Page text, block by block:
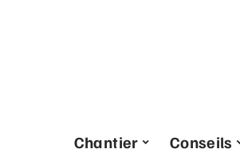
Chantier Conseils